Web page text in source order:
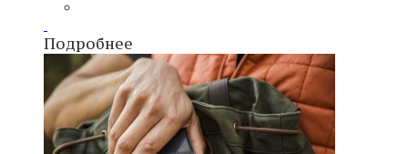
Подробнее